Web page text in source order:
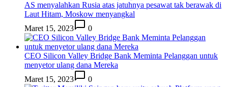
AS menyalahkan Rusia atas jatuhnya pesawat tak berawak di
Laut Hitam, Moskow menyangkal
Maret 15, 2023
0
CEO Silicon Valley Bridge Bank Meminta Pelanggan untuk
menyetor ulang dana Mereka
Maret 15, 2023
0